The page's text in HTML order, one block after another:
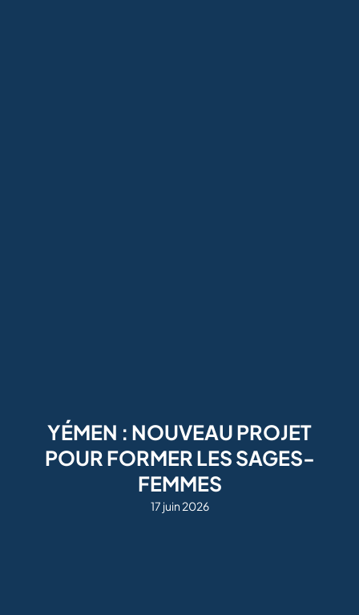
YÉMEN : NOUVEAU PROJET
POUR FORMER LES SAGES-
FEMMES
17 juin 2026